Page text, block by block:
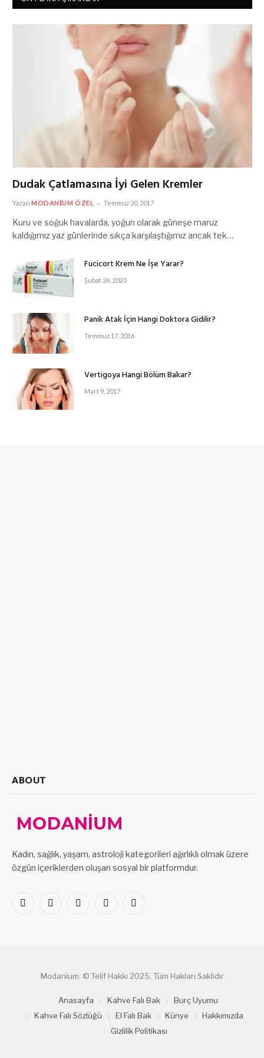
Dudak Çatlamasına İyi Gelen Kremler
Yazan MODANIUM ÖZEL Temmuz 20, 2017
Kuru ve soğuk havalarda, yoğun olarak güneşe maruz
kaldığımız yaz günlerinde sıkça karşılaştığımız ancak tek…
Fucicort Krem Ne İşe Yarar?
Şubat 26, 2020
Panik Atak İçin Hangi Doktora Gidilir?
Temmuz 17, 2016
Vertigoya Hangi Bölüm Bakar?
Mart 9, 2017
ABOUT
Kadın, sağlık, yaşam, astroloji kategorileri ağırlıklı olmak üzere
özgün içeriklerden oluşan sosyal bir platformdur.
Facebook
X
PinterestLinkedInVKontakte
Modanium. © Telif Hakkı 2025, Tüm Hakları Saklıdır
Anasayfa Kahve Falı Bak
Burç Uyumu
Kahve Falı Sözlüğü
El Falı Bak Künye
Hakkımızda
Gizlilik Politikası